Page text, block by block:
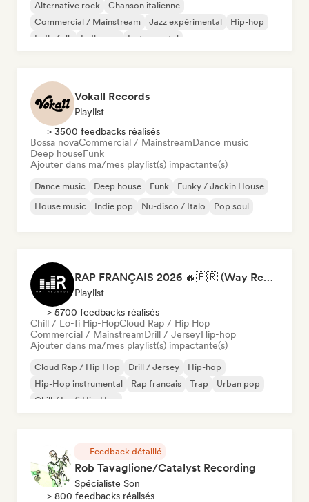
Alternative rock
Chanson italienne
Commercial / Mainstream
Jazz expérimental
Hip-hop
Indie folk
Indie pop Instrumental
Vokall Records
Playlist
> 3500 feedbacks réalisés
Bossa novaCommercial / MainstreamDance music
Deep houseFunk
Ajouter dans ma/mes playlist(s) impactante(s)
Dance music Deep house Funk
Funky / Jackin House
House music
Indie pop Nu-disco / Italo Pop soul
RAP FRANÇAIS 2026 🔥🇫🇷 (Way Records)
Playlist
> 5700 feedbacks réalisés
Chill / Lo-fi Hip-HopCloud Rap / Hip Hop
Commercial / MainstreamDrill / JerseyHip-hop
Ajouter dans ma/mes playlist(s) impactante(s)
Cloud Rap / Hip Hop Drill / Jersey
Hip-hop
Hip-Hop instrumental
Rap francais Trap
Urban pop
Chill / Lo-fi Hip-Hop
Feedback détaillé
Rob Tavaglione/Catalyst Recording
Spécialiste Son
> 800 feedbacks réalisés